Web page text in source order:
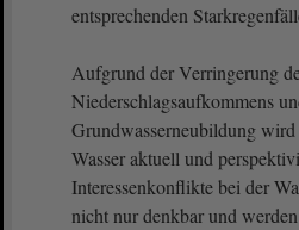
entsprechenden
Aufgrund der Verringerung
Niederschlagsaufkommens
Grundwasserneubildung wird
Wasser aktuell und
Interessenkonflikte bei der
nicht nur denkbar und